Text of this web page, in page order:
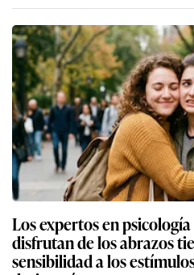
Los expertos en
disfrutan de los abrazos
sensibilidad a los